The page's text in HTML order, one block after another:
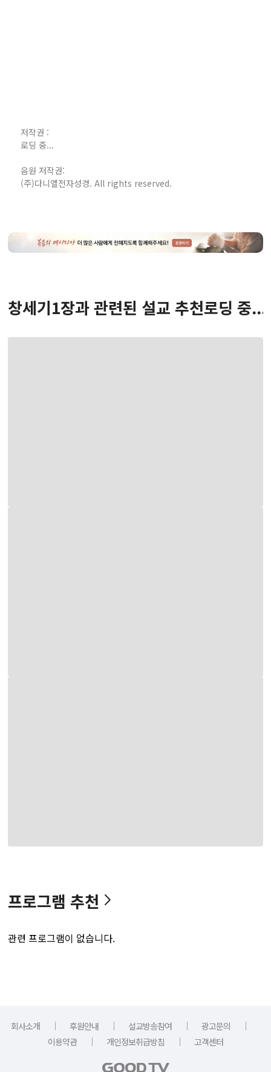
저작권 :
로딩 중...
음원 저작권:
(주)다니엘전자성경. All rights reserved.
창세기1장과 관련된 설교 추천로딩 중...
프로그램 추천
관련 프로그램이 없습니다.
회사소개 ｜ 후원안내 ｜ 설교방송참여 ｜ 광고문의
｜
이용약관
｜ 개인정보취급방침 ｜ 고객센터